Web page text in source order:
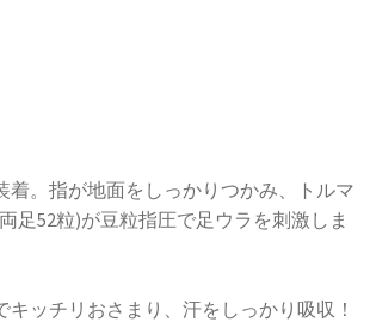
。指が地面をしっかりつかみ、トルマ
足52粒)が豆粒指圧で足ウラを刺激しま
ッチリおさまり、汗をしっかり吸収！